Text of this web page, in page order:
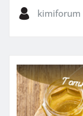
kimiforum